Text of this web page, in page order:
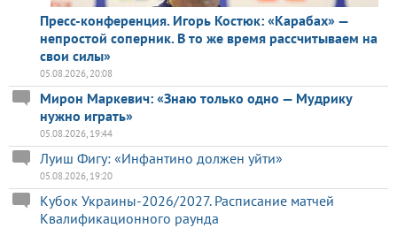
Пресс-конференция. Игорь Костюк: «Карабах» —
непростой соперник. В то же время рассчитываем на
свои силы»
05.08.2026, 20:08
Мирон Маркевич: «Знаю только одно — Мудрику
нужно играть»
05.08.2026, 19:44
Луиш Фигу: «Инфантино должен уйти»
05.08.2026, 19:20
Кубок Украины-2026/2027. Расписание матчей
Квалификационного раунда